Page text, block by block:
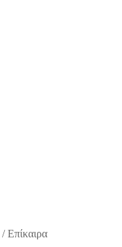
/ Επίκαιρα